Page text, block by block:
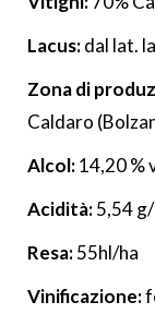
Lacus:dal lat.
Zona di
Caldaro
Alcol:14,20 %
Acidità:5,54
Resa:55hl/ha
Vinificazione: